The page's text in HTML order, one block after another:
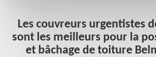
Les couvreurs urgentistes
sont les meilleurs pour la
et bâchage de toiture